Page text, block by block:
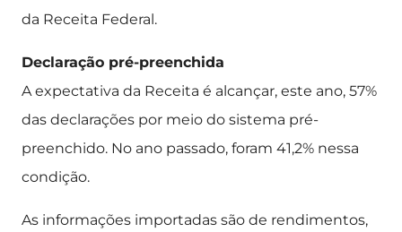
da Receita Federal.
Declaração pré-preenchida
A expectativa da Receita é alcançar, este ano, 57%
das declarações por meio do sistema pré-
preenchido. No ano passado, foram 41,2% nessa
condição.
As informações importadas são de rendimentos,